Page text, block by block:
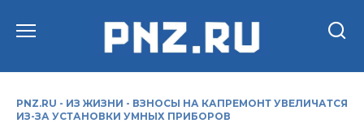
PNZ.RU - ИЗ ЖИЗНИ - ВЗНОСЫ НА КАПРЕМОНТ УВЕЛИЧАТСЯ
ИЗ-ЗА УСТАНОВКИ УМНЫХ ПРИБОРОВ